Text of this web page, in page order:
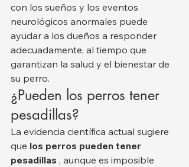
con los sueños y los eventos
neurológicos anormales puede
ayudar a los dueños a responder
adecuadamente, al tiempo que
garantizan la salud y el bienestar de
su perro.
¿Pueden los perros tener
pesadillas?
La evidencia científica actual sugiere
que los perros pueden tener
pesadillas , aunque es imposible